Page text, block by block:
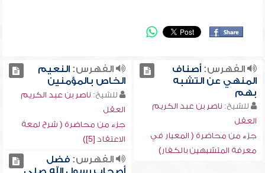
الفهرس:أصناف
المنهي عن التشبه
بهم
للشيخ: ناصر بن عبد الكريم
العقل
جزء من محاضرة ( المعيار في
معرفة المتشبهين بالكفار)
الفهرس:النعيم
الخاص بالمؤمنين
للشيخ: ناصر بن عبد الكريم
العقل
جزء من محاضرة ( شرح لمعة
الاعتقاد [5])
الفهرس:فضل